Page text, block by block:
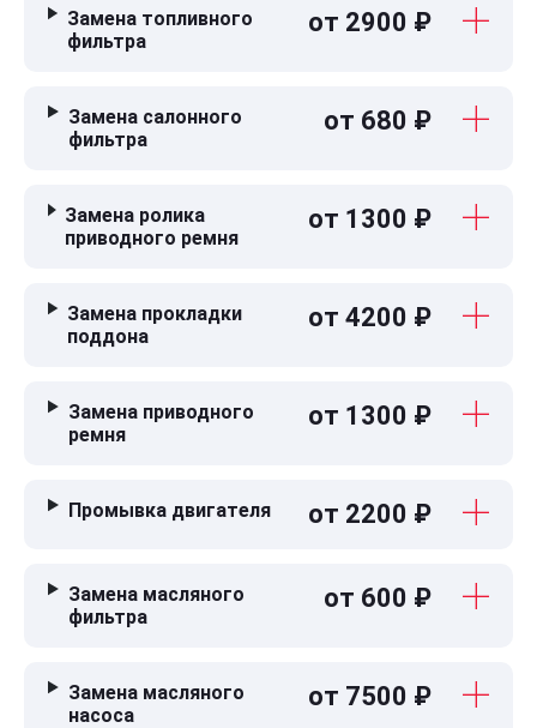
Замена топливного
фильтра
от 2900 ₽
Замена салонного
фильтра
от 680 ₽
Замена ролика
приводного ремня
от 1300 ₽
Замена прокладки
поддона
от 4200 ₽
Замена приводного
ремня
от 1300 ₽
Промывка двигателя от 2200 ₽
Замена масляного
фильтра
от 600 ₽
Замена масляного
насоса
от 7500 ₽